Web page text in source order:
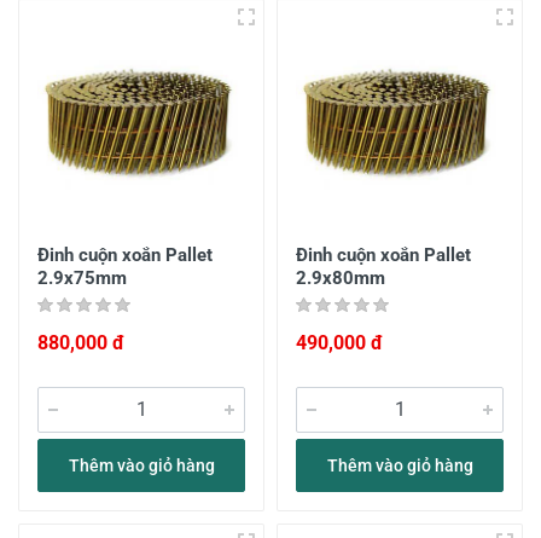
Đinh cuộn xoắn Pallet
2.9x75mm
880,000 đ
Thêm vào giỏ hàng
Đinh cuộn xoắn Pallet
2.9x80mm
490,000 đ
Thêm vào giỏ hàng